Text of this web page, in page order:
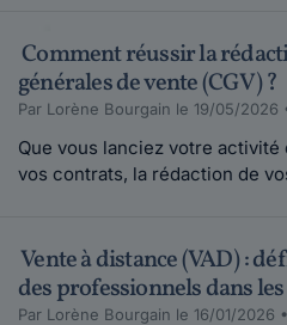
Comment réussir la
générales de vente (CGV) ?
Par Lorène Bourgain le 19/05/2026
Que vous lanciez votre
vos contrats, la rédaction de
Vente à distance (VAD) :
des professionnels dans
Par Lorène Bourgain le 16/01/2026